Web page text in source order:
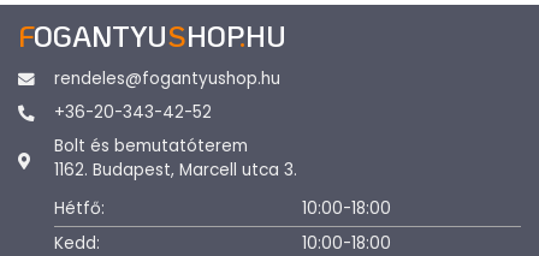
FOGANTYUSHOP.HU
rendeles@fogantyushop.hu
+36-20-343-42-52
Bolt és bemutatóterem
1162. Budapest, Marcell utca 3.
Hétfő:
10:00-18:00
Kedd:
10:00-18:00